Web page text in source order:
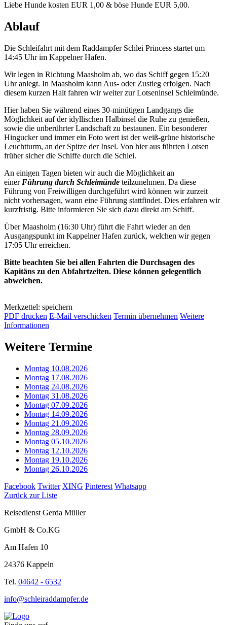
Liebe Hunde kosten EUR 1,00 & böse Hunde EUR 5,00.
Ablauf
Die Schleifahrt mit dem Raddampfer Schlei Princess startet um
14:45 Uhr im Kappelner Hafen.
Wir legen in Richtung Maasholm ab, wo das Schiff gegen 15:20
Uhr anlegt. In Maasholm kann Aus- oder Zustieg erfolgen. Nach
diesem kurzen Halt fahren wir weiter zur Lotseninsel Schleimünde.
Hier haben Sie während eines 30-minütigen Landgangs die
Möglichkeit auf der idyllischen Halbinsel die Ruhe zu genießen,
sowie die unberührter Landschaft zu bestaunen. Ein besonderer
Hingucker und immer ein Foto wert ist der weiß-grüne historische
Leuchtturm, an der Spitze der Insel. Von hier aus führten Lotsen
früher sicher die Schiffe durch die Schlei.
An einigen Tagen bieten wir auch die Möglichkeit an
einer Führung durch Schleimünde teilzunehmen. Da diese
Führung von Freiwilligen durchgeführt wird können wir zurzeit
nicht vorhersagen, wann eine Führung stattfindet. Dies erfahren wir
kurzfristig. Bitte informieren Sie sich dazu direkt am Schiff.
Über Maasholm (16:30 Uhr) führt die Fahrt wieder an den
Ausgangspunkt im Kappelner Hafen zurück, welchen wir gegen
17:05 Uhr erreichen.
Bitte beachten Sie bei allen Fahrten die Durchsagen des
Kapitäns zu den Abfahrtzeiten. Diese können gelegentlich
abweichen.
Merkzettel: speichern
PDF drucken E-Mail verschicken Termin übernehmen Weitere
Informationen
Weitere Termine
Montag 10.08.2026
Montag 17.08.2026
Montag 24.08.2026
Montag 31.08.2026
Montag 07.09.2026
Montag 14.09.2026
Montag 21.09.2026
Montag 28.09.2026
Montag 05.10.2026
Montag 12.10.2026
Montag 19.10.2026
Montag 26.10.2026
Facebook Twitter XING Pinterest Whatsapp
Zurück zur Liste
Reisedienst Gerda Müller
GmbH & Co.KG
Am Hafen 10
24376 Kappeln
Tel. 04642 - 6532
info@schleiraddampfer.de